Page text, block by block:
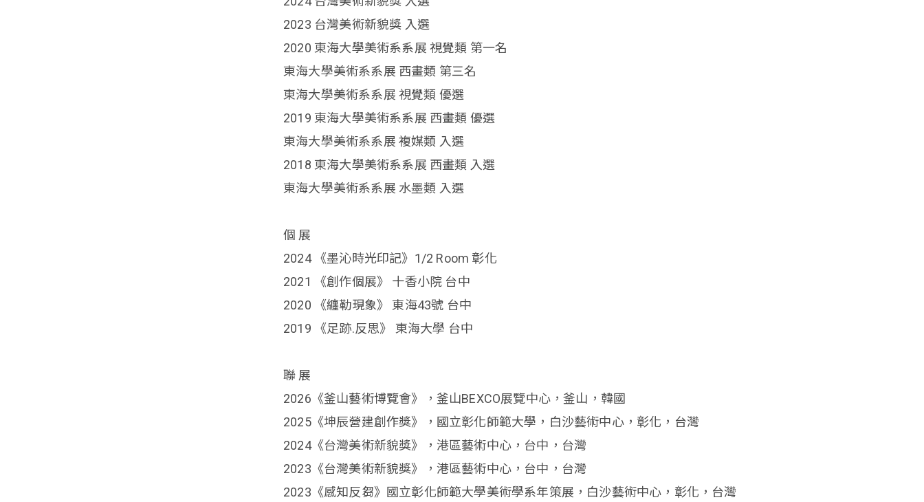
2023 台灣美術新貌獎 入選
2020 東海大學美術系系展 視覺類 第一名
東海大學美術系系展 西畫類 第三名
東海大學美術系系展 視覺類 優選
2019 東海大學美術系系展 西畫類 優選
東海大學美術系系展 複媒類 入選
2018 東海大學美術系系展 西畫類 入選
東海大學美術系系展 水墨類 入選
個 展
2024 《墨沁時光印記》1/2 Room 彰化
2021 《創作個展》 十香小院 台中
2020 《纏勒現象》 東海43號 台中
2019 《足跡.反思》 東海大學 台中
聯 展
2026《釜山藝術博覽會》，釜山BEXCO展覽中心，釜山，韓國
2025《坤辰營建創作獎》，國立彰化師範大學，白沙藝術中心，彰化，台灣
2024《台灣美術新貌獎》，港區藝術中心，台中，台灣
2023《台灣美術新貌獎》，港區藝術中心，台中，台灣
2023《感知反芻》國立彰化師範大學美術學系年策展，白沙藝術中心，彰化，台灣